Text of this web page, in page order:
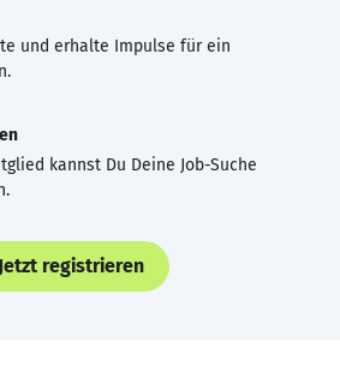
und erhalte Impulse für ein
kannst Du Deine Job-Suche
Jetzt registrieren